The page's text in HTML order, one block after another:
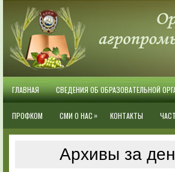
ГЛАВНАЯ СВЕДЕНИЯ ОБ ОБРАЗОВАТЕЛЬНОЙ
ПРОФКОМ СМИ О НАС » КОНТАКТЫ
Архивы за